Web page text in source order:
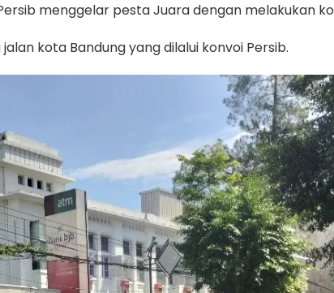
menggelar pesta Juara dengan melakukan
kota Bandung yang dilalui konvoi Persib.